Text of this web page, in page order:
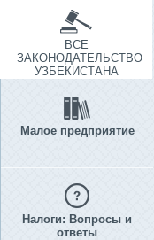
ВСЕ
ЗАКОНОДАТЕЛЬСТВО
УЗБЕКИСТАНА
Малое предприятие
Налоги: Вопросы и
ответы